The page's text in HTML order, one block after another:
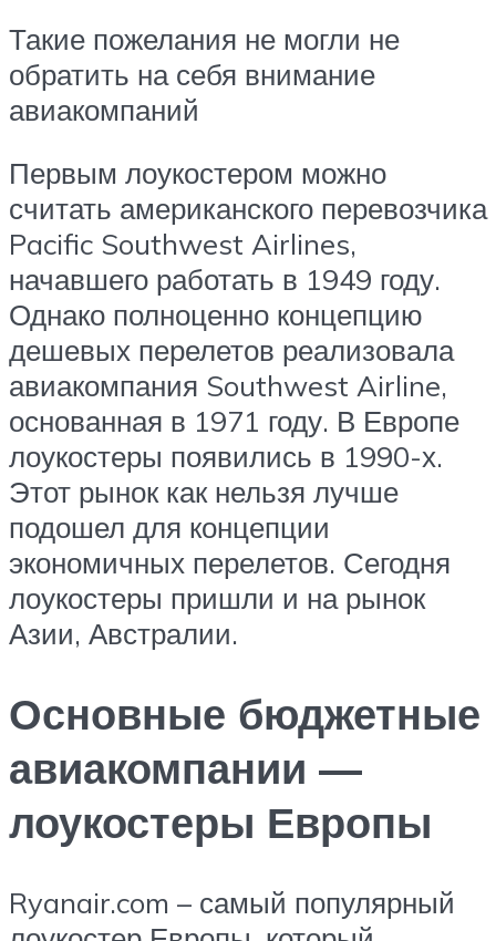
Такие пожелания не могли не
обратить на себя внимание
авиакомпаний
Первым лоукостером можно
считать американского перевозчика
Pacific Southwest Airlines,
начавшего работать в 1949 году.
Однако полноценно концепцию
дешевых перелетов реализовала
авиакомпания Southwest Airline,
основанная в 1971 году. В Европе
лоукостеры появились в 1990-х.
Этот рынок как нельзя лучше
подошел для концепции
экономичных перелетов. Сегодня
лоукостеры пришли и на рынок
Азии, Австралии.
Основные бюджетные
авиакомпании —
лоукостеры Европы
Ryanair.com – самый популярный